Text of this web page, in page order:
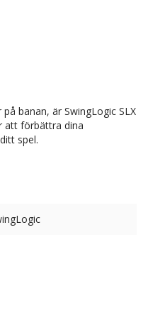
banan, är SwingLogic SLX
att förbättra dina
spel.